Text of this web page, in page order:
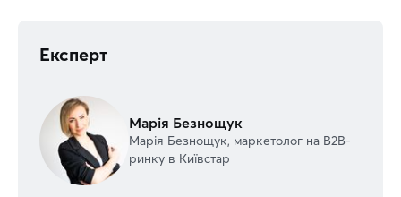
Експерт
Марія Безнощук
Марія Безнощук, маркетолог на В2В-
ринку в Київстар